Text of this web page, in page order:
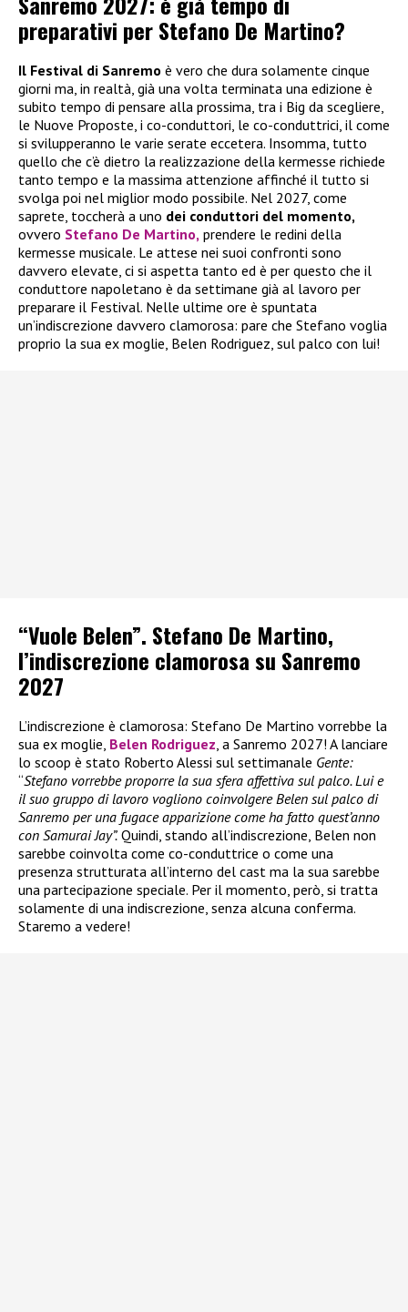
preparativi per Stefano De Martino?
Il Festival di Sanremo è vero che dura solamente cinque
giorni ma, in realtà, già una volta terminata una edizione è
subito tempo di pensare alla prossima, tra i Big da scegliere,
le Nuove Proposte, i co-conduttori, le co-conduttrici, il come
si svilupperanno le varie serate eccetera. Insomma, tutto
quello che c’è dietro la realizzazione della kermesse richiede
tanto tempo e la massima attenzione affinché il tutto si
svolga poi nel miglior modo possibile. Nel 2027, come
saprete, toccherà a uno dei conduttori del momento,
ovvero Stefano De Martino, prendere le redini della
kermesse musicale. Le attese nei suoi confronti sono
davvero elevate, ci si aspetta tanto ed è per questo che il
conduttore napoletano è da settimane già al lavoro per
preparare il Festival. Nelle ultime ore è spuntata
un’indiscrezione davvero clamorosa: pare che Stefano voglia
proprio la sua ex moglie, Belen Rodriguez, sul palco con lui!
“Vuole Belen”. Stefano De Martino,
l’indiscrezione clamorosa su Sanremo
2027
L’indiscrezione è clamorosa: Stefano De Martino vorrebbe la
sua ex moglie, Belen Rodriguez, a Sanremo 2027! A lanciare
lo scoop è stato Roberto Alessi sul settimanale Gente:
“Stefano vorrebbe proporre la sua sfera affettiva sul palco. Lui e
il suo gruppo di lavoro vogliono coinvolgere Belen sul palco di
Sanremo per una fugace apparizione come ha fatto quest’anno
con Samurai Jay”. Quindi, stando all’indiscrezione, Belen non
sarebbe coinvolta come co-conduttrice o come una
presenza strutturata all’interno del cast ma la sua sarebbe
una partecipazione speciale. Per il momento, però, si tratta
solamente di una indiscrezione, senza alcuna conferma.
Staremo a vedere!